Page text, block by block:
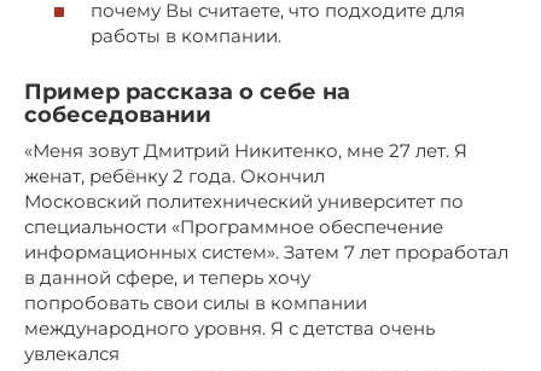
почему Вы считаете, что подходите для
работы в компании.
Пример рассказа о себе на
собеседовании
«Меня зовут Дмитрий Никитенко, мне 27 лет. Я
женат, ребёнку 2 года. Окончил
Московский политехнический университет по
специальности «Программное обеспечение
информационных систем». Затем 7 лет проработал
в данной сфере, и теперь хочу
попробовать свои силы в компании
международного уровня. Я с детства очень
увлекался